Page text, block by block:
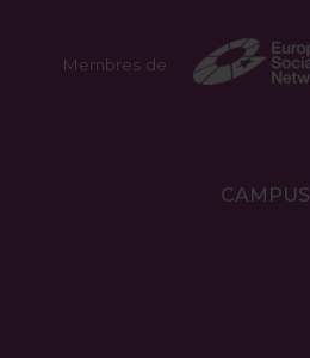
Membres de
CAMPUS